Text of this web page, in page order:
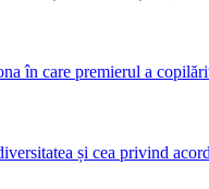
în care premierul a
și cea privind